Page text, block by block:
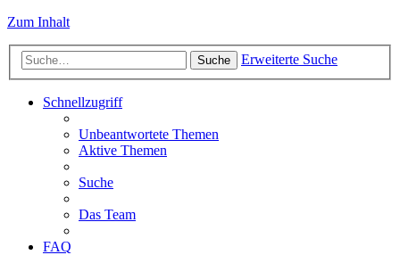
Zum Inhalt
Suche Erweiterte Suche
Schnellzugriff
Unbeantwortete Themen
Aktive Themen
Suche
Das Team
FAQ